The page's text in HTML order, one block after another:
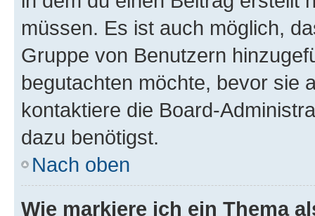
müssen. Es ist auch möglich,
Gruppe von Benutzern
begutachten möchte, bevor sie
kontaktiere die Board-
dazu benötigst.
Nach oben
Wie markiere ich ein Thema